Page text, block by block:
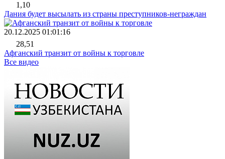
1,10
Дания будет высылать из страны преступников-неграждан
20.12.2025 01:01:16
28,51
Афганский транзит от войны к торговле
Все видео